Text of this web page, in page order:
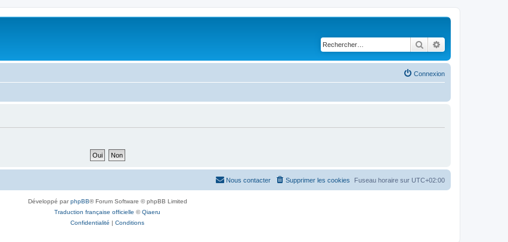
Rechercher
Connexion
Fuseau horaire sur UTC+02:00
Supprimer les cookies
Nous contacter
Développé parphpBB® Forum Software © phpBB Limited
Traduction française officielle ©Qiaeru
Confidentialité | Conditions